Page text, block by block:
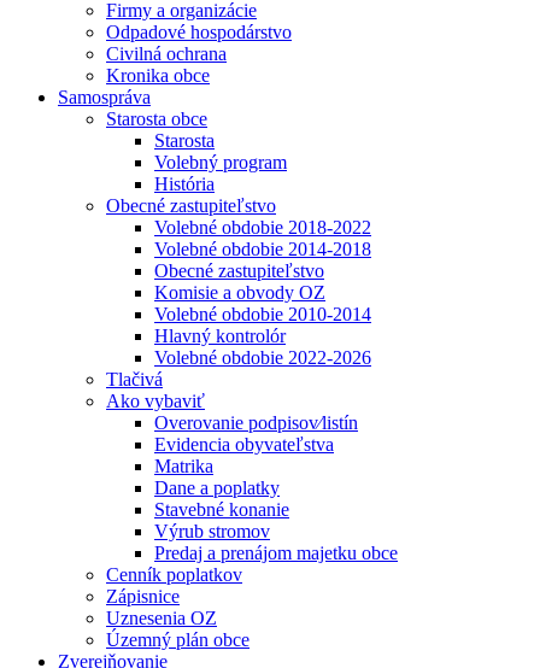
Firmy a organizácie
Odpadové hospodárstvo
Civilná ochrana
Kronika obce
Samospráva
Starosta obce
Starosta
Volebný program
História
Obecné zastupiteľstvo
Volebné obdobie 2018-2022
Volebné obdobie 2014-2018
Obecné zastupiteľstvo
Komisie a obvody OZ
Volebné obdobie 2010-2014
Hlavný kontrolór
Volebné obdobie 2022-2026
Tlačivá
Ako vybaviť
Overovanie podpisov⁄listín
Evidencia obyvateľstva
Matrika
Dane a poplatky
Stavebné konanie
Výrub stromov
Predaj a prenájom majetku obce
Cenník poplatkov
Zápisnice
Uznesenia OZ
Územný plán obce
Zverejňovanie